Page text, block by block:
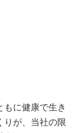
もに健康で生き
りが、当社の限